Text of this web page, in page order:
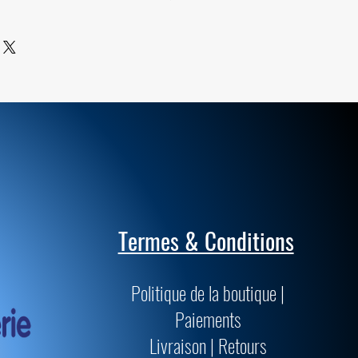
Termes & Conditions
Politique de la boutique |
Paiements
Livraison | Retours